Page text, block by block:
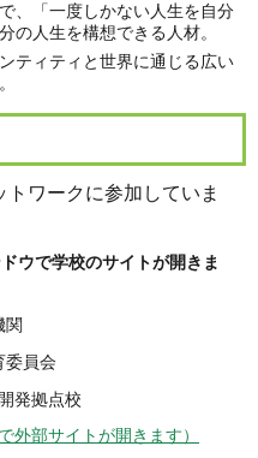
、「一度しかない人生を自分
の人生を構想できる人材。
ティティと世界に通じる広い
ワークに参加していま
ウで学校のサイトが開きま
関
委員会
発拠点校
外部サイトが開きます）